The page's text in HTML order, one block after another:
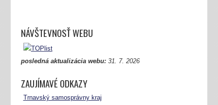
NÁVŠTEVNOSŤ WEBU
posledná aktualizácia webu:31. 7. 2026
ZAUJÍMAVÉ ODKAZY
Trnavský samosprávny kraj